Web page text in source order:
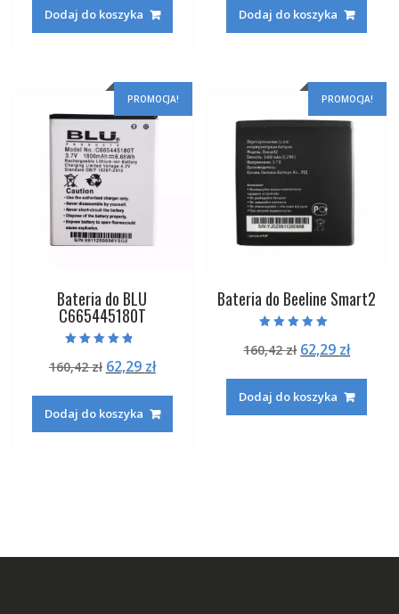
wynosiła:
233,22 zł.88,29 zł.
Dodaj do koszyka
wynosiła:
191,22 zł.73,29
Dodaj do koszyka
PROMOCJA!
Bateria do BLU
C665445180T
4.50
na 5
160,42zł Pierwotna
wynosiła:
160,42 zł.
62,29 złAktualna
62,29 zł.
Dodaj do koszyka
PROMOCJA!
Bateria do Beeline Smart2
5.00
na 5
160,42zł Pierwotna
wynosiła:
160,42 zł.
62,29 zł
62,29
Dodaj do koszyka